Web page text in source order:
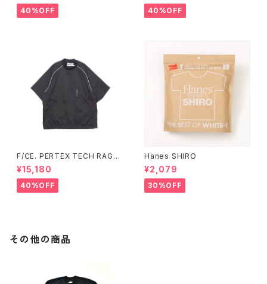
40%OFF 40%OFF
F/CE. PERTEX TECH RAGL
AN TEE (Sax、Black)
¥15,180
40%OFF
Hanes SHIRO
¥2,079
30%OFF
その他の商品